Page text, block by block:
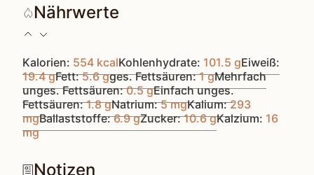
Nährwerte
Kalorien: 554 kcalKohlenhydrate: 101.5 gEiweiß:
19.4 gFett:5.6 gges. Fettsäuren:1 gMehrfach
unges. Fettsäuren:0.5 gEinfach unges.
Fettsäuren:1.8 gNatrium:5 mgKalium:293
mgBallaststoffe:6.9 gZucker:10.6 gKalzium: 16
mg
Notizen